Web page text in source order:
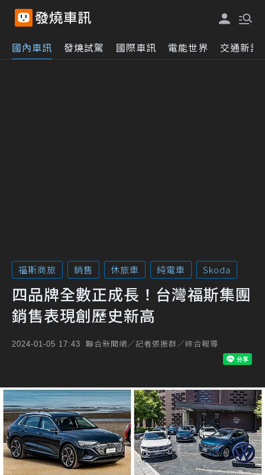
國內車訊 發燒試駕 國際車訊 電能世界 交通新訊
福斯商旅 銷售 休旅車 純電車 Skoda
四品牌全數正成長！台灣福斯集團
銷售表現創歷史新高
2024-01-05 17:43 聯合新聞網／記者張振群／綜合報導